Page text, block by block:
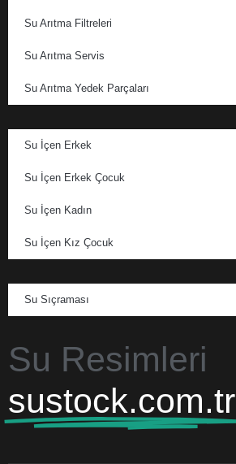
Su Arıtma Filtreleri
Su Arıtma Servis
Su Arıtma Yedek Parçaları
Su İçen Erkek
Su İçen Erkek Çocuk
Su İçen Kadın
Su İçen Kız Çocuk
Su Sıçraması
Su Resimleri
sustock.com.tr